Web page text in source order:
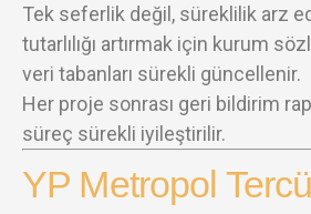
Tek seferlik değil, süreklilik arz
tutarlılığı artırmak için kurum
veri tabanları sürekli güncellenir.
Her proje sonrası geri bildirim
süreç sürekli iyileştirilir.
YP Metropol